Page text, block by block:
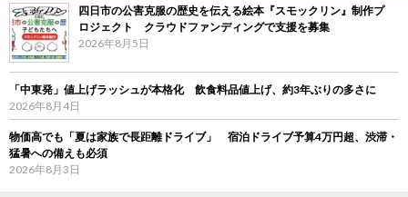
四日市の公害克服の歴史を伝える絵本『スモックリン』制作プ
ロジェクト クラウドファンディングで支援を募集
2026年8月5日
「中東発」値上げラッシュが本格化 飲食料品値上げ、約3年ぶりの多さに
2026年8月4日
物価高でも「夏は家族で長距離ドライブ」 宿泊ドライブ予算4万円超、渋滞・
猛暑への備えも必須
2026年8月3日